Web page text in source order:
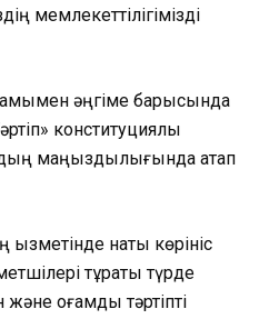
мемлекеттілігімізді
әңгіме барысында
конституциялық
маңыздылығында атап
қызметінде нақты көрініс
тұрақты түрде
және қоғамдық тәртіпті